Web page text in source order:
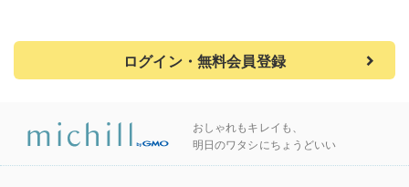
ログイン・無料会員登録
おしゃれもキレイも、
明日のワタシにちょうどいい